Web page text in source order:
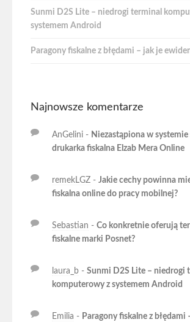
Sunmi D2S Lite – niedrogi terminal
systemem Android
Paragony fiskalne z błędami – jak je
Najnowsze komentarze
AnGelini - Niezastąpiona w systemie
drukarka fiskalna Elzab Mera Online
remekLGZ - Jakie cechy powinna
fiskalna online do pracy mobilnej?
Sebastian - Co konkretnie oferują
fiskalne marki Posnet?
laura_b - Sunmi D2S Lite – niedrogi
komputerowy z systemem Android
Emilia - Paragony fiskalne z błędami